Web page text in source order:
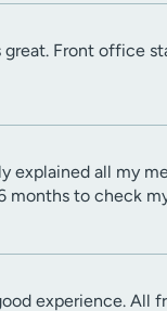
great. Front office
explained all my
months to check
experience. All